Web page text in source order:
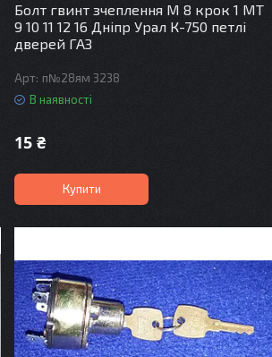
Болт гвинт зчеплення М 8 крок 1 МТ
9 10 11 12 16 Дніпр Урал К-750 петлі
дверей ГАЗ
п№28ям 3238
В наявності
15 ₴
Купити